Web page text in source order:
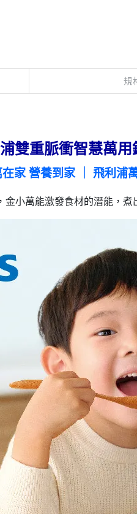
規
雙重脈衝智慧萬
家 營養到家 ｜ 飛利浦
小萬能激發食材的潛能，